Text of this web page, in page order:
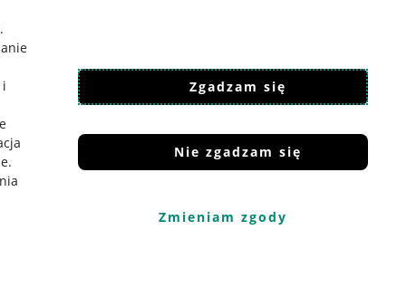
.
i
.
Zgadzam się
Nie zgadzam się
Zmieniam zgody